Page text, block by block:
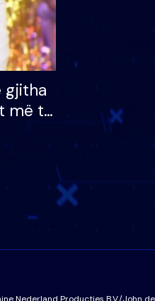
gjitha
më të
më
Nederland Producties B.V./John